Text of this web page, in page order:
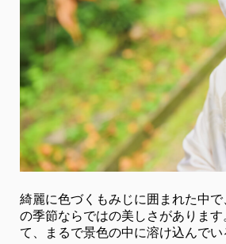
綺麗に色づくもみじに囲まれた中
の季節ならではの美しさがありま
て、まるで景色の中に溶け込んでい